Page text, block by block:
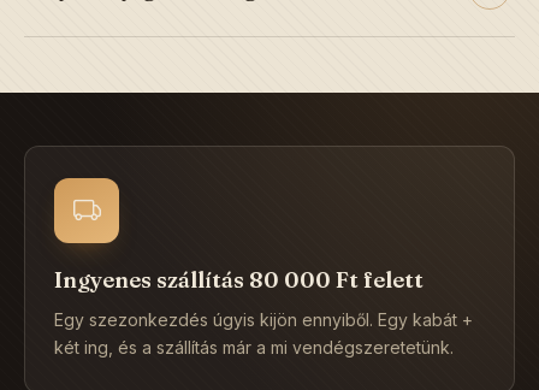
Ingyenes szállítás 80 000 Ft felett
Egy szezonkezdés úgyis kijön ennyiből. Egy kabát +
két ing, és a szállítás már a mi vendégszeretetünk.